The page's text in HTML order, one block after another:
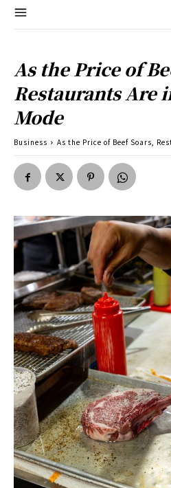
As the Price of
Restaurants Are
Mode
Business As the Price of Beef Soars,